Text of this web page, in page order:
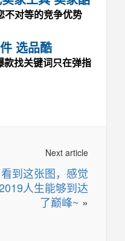
不对等的竞争优势
选品酷
找关键词只在弹指
Next article
看到这张图，感觉
人生能够到达
了巅峰~ »